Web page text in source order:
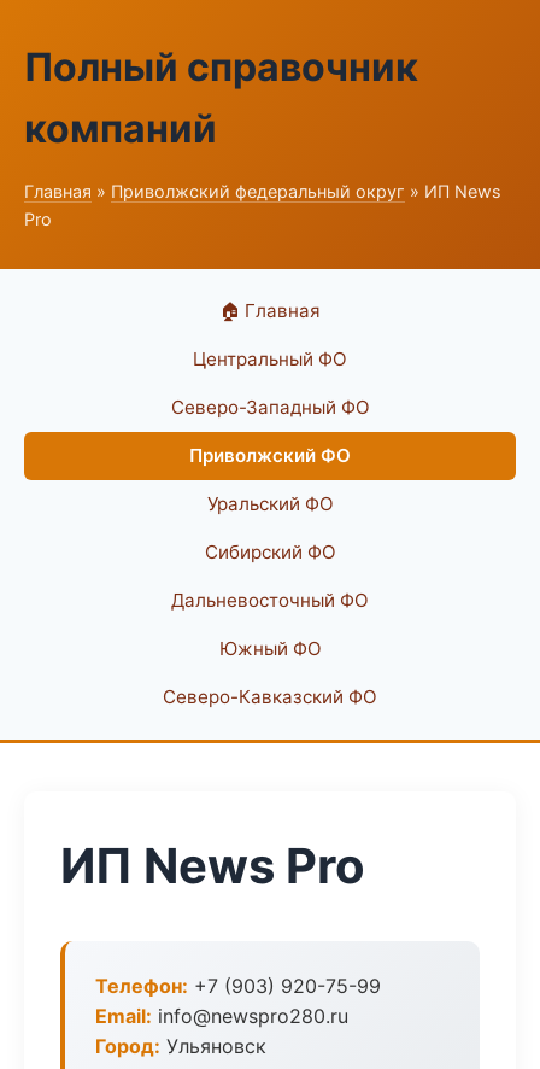
Полный справочник
компаний
Главная » Приволжский федеральный округ » ИП News
Pro
🏠 Главная
Центральный ФО
Северо-Западный ФО
Приволжский ФО
Уральский ФО
Сибирский ФО
Дальневосточный ФО
Южный ФО
Северо-Кавказский ФО
ИП News Pro
Телефон: +7 (903) 920-75-99
Email: info@newspro280.ru
Город: Ульяновск